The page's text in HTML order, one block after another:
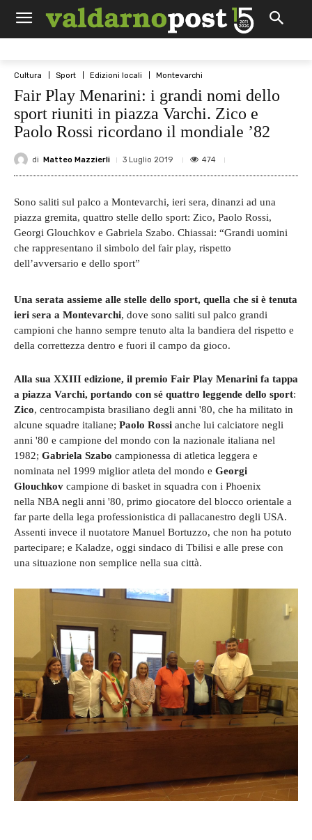
Cultura Sport Edizioni locali Montevarchi
Fair Play Menarini: i grandi nomi dello
sport riuniti in piazza Varchi. Zico e
Paolo Rossi ricordano il mondiale ’82
di Matteo Mazzierli 3 Luglio 2019 474
Sono saliti sul palco a Montevarchi, ieri sera, dinanzi ad una
piazza gremita, quattro stelle dello sport: Zico, Paolo Rossi,
Georgi Glouchkov e Gabriela Szabo. Chiassai: “Grandi uomini
che rappresentano il simbolo del fair play, rispetto
dell’avversario e dello sport”
Una serata assieme alle stelle dello sport, quella che si è tenuta
ieri sera a Montevarchi, dove sono saliti sul palco grandi
campioni che hanno sempre tenuto alta la bandiera del rispetto e
della correttezza dentro e fuori il campo da gioco.
Alla sua XXIII edizione, il premio Fair Play Menarini fa tappa
a piazza Varchi, portando con sé quattro leggende dello sport:
Zico, centrocampista brasiliano degli anni '80, che ha militato in
alcune squadre italiane; Paolo Rossi anche lui calciatore negli
anni '80 e campione del mondo con la nazionale italiana nel
1982; Gabriela Szabo campionessa di atletica leggera e
nominata nel 1999 miglior atleta del mondo e Georgi
Glouchkov campione di basket in squadra con i Phoenix
nella NBA negli anni '80, primo giocatore del blocco orientale a
far parte della lega professionistica di pallacanestro degli USA.
Assenti invece il nuotatore Manuel Bortuzzo, che non ha potuto
partecipare; e Kaladze, oggi sindaco di Tbilisi e alle prese con
una situazione non semplice nella sua città.